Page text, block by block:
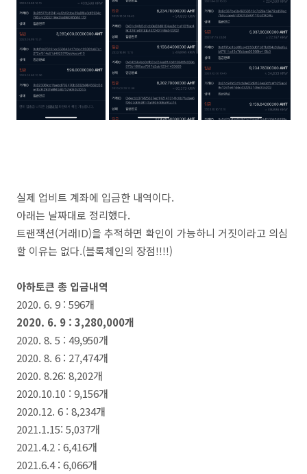
실제 업비트 계좌에 입금한 내역이다.
아래는 날짜대로 정리했다.
트랜잭션(거래ID)을 추적하면 확인이 가능하니 거짓이라고 의심
할 이유는 없다.(블록체인의 장점!!!!)
아하토큰 총 입금내역
2020. 6. 9 : 596개
2020. 6. 9 : 3,280,000개
2020. 8. 5 : 49,950개
2020. 8. 6 : 27,474개
2020. 8.26: 8,202개
2020.10.10 : 9,156개
2020.12. 6 : 8,234개
2021.1.15: 5,037개
2021.4.2 : 6,416개
2021.6.4 : 6,066개